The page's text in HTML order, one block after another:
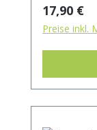
17,90 €
Preise inkl.